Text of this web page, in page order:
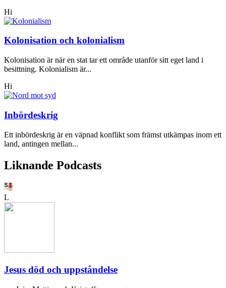
Hi
Kolonisation och kolonialism
Kolonisation är när en stat tar ett område utanför sitt eget land i
besittning. Kolonialism är...
Hi
Inbördeskrig
Ett inbördeskrig är en väpnad konflikt som främst utkämpas inom ett
land, antingen mellan...
Liknande Podcasts
L
Jesus död och uppståndelse